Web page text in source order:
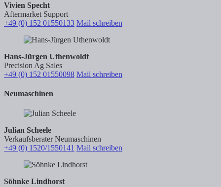
Vivien Specht
Aftermarket Support
+49 (0) 152 01550133 Mail schreiben
Hans-Jürgen Uthenwoldt
Precision Ag Sales
+49 (0) 152 01550098 Mail schreiben
Neumaschinen
Julian Scheele
Verkaufsberater Neumaschinen
+49 (0) 1520/1550141 Mail schreiben
Söhnke Lindhorst